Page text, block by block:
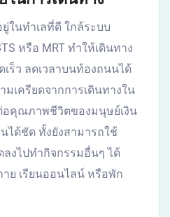
ในทำเลที่ดี ใกล้ระบบ
หรือ MRT ทำให้เดินทาง
เร็ว ลดเวลาบนท้องถนนได้
เครียดจากการเดินทางใน
อคุณภาพชีวิตของมนุษย์เงิน
นได้ชัด ทั้งยังสามารถใช้
ลงไปทำกิจกรรมอื่นๆ ได้
ย เรียนออนไลน์ หรือพัก